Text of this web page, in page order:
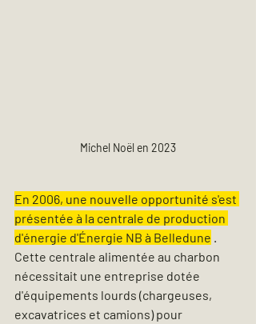
Michel Noël en 2023
En 2006, une nouvelle opportunité s'est
présentée à la centrale de production
d'énergie d'Énergie NB à Belledune .
Cette centrale alimentée au charbon
nécessitait une entreprise dotée
d'équipements lourds (chargeuses,
excavatrices et camions) pour